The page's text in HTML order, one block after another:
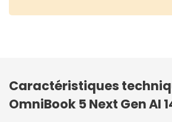
Caractéristiques
OmniBook 5 Next Gen AI